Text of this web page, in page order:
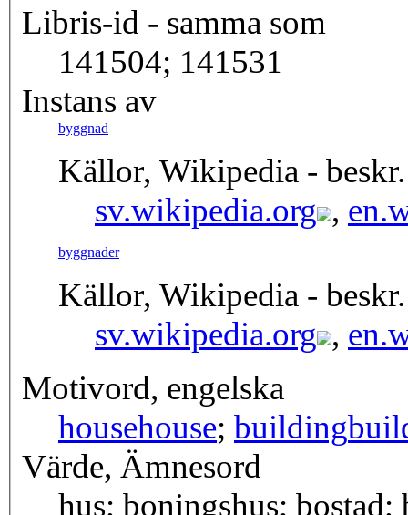
Libris-id - samma som
141504; 141531
Instans av
byggnad
Källor, Wikipedia -
sv.wikipedia.org ,
byggnader
Källor, Wikipedia -
sv.wikipedia.org ,
Motivord, engelska
househouse; building
Värde, Ämnesord
hus; boningshus; bostad;